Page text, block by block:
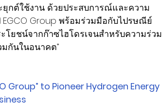
ยุกต์ใช้งาน ด้วยประสบการณ์และความ
Group พร้อมร่วมมือกับไปรษณีย์
ยชน์จากก๊าซไฮโดรเจนสำหรับความร่วม
กันในอนาคต”
Group” to Pioneer Hydrogen Energy